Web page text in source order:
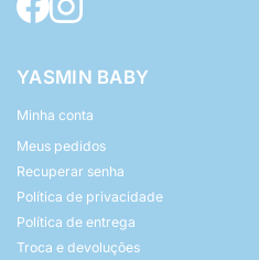
YASMIN BABY
Minha conta
Meus pedidos
Recuperar senha
Política de privacidade
Política de entrega
Troca e devoluções